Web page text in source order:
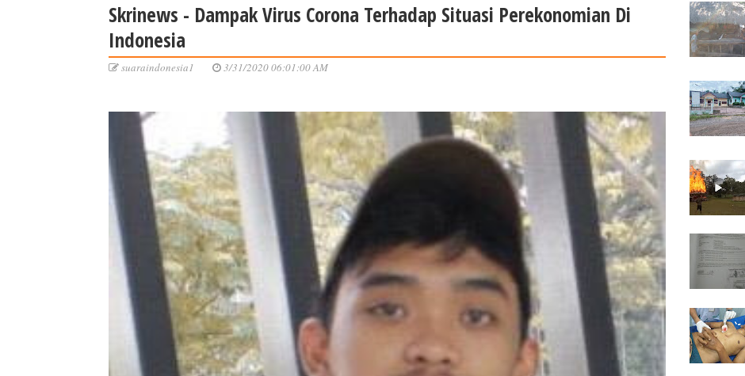
Skrinews - Dampak Virus Corona Terhadap Situasi Perekonomian Di
Indonesia
suaraindonesia1 3/31/2020 06:01:00 AM